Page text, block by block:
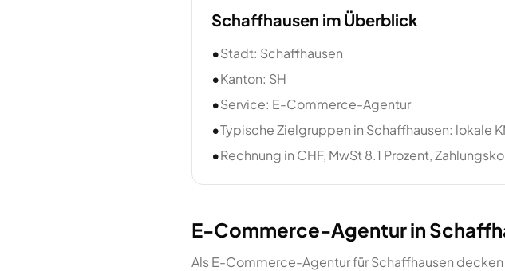
Schaffhausen im Überblick
•Stadt: Schaffhausen
•Kanton: SH
•Service: E-Commerce-Agentur
•Typische Zielgruppen in Schaffhausen: lokale
•Rechnung in CHF, MwSt 8.1 Prozent,
E-Commerce-Agentur in
Als E-Commerce-Agentur für Schaffhausen